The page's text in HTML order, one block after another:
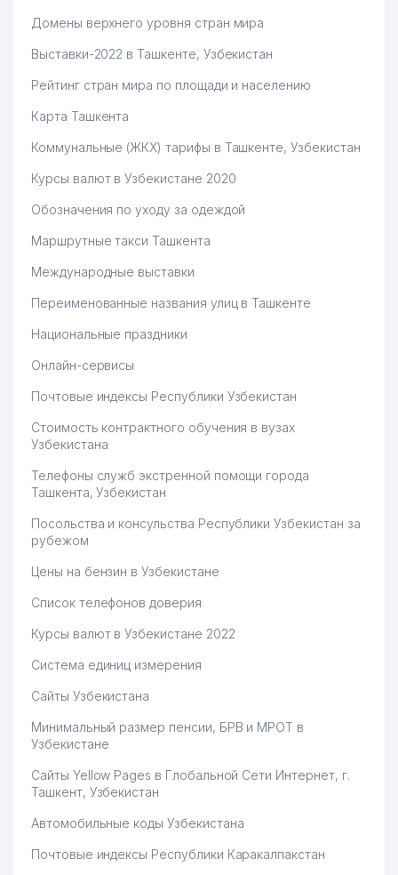
Домены верхнего уровня стран мира
Выставки-2022 в Ташкенте, Узбекистан
Рейтинг стран мира по площади и населению
Карта Ташкента
Коммунальные (ЖКХ) тарифы в Ташкенте, Узбекистан
Курсы валют в Узбекистане 2020
Обозначения по уходу за одеждой
Маршрутные такси Ташкента
Международные выставки
Переименованные названия улиц в Ташкенте
Национальные праздники
Онлайн-сервисы
Почтовые индексы Республики Узбекистан
Стоимость контрактного обучения в вузах
Узбекистана
Телефоны служб экстренной помощи города
Ташкента, Узбекистан
Посольства и консульства Республики Узбекистан за
рубежом
Цены на бензин в Узбекистане
Список телефонов доверия
Курсы валют в Узбекистане 2022
Система единиц измерения
Сайты Узбекистана
Минимальный размер пенсии, БРВ и МРОТ в
Узбекистане
Сайты Yellow Pages в Глобальной Сети Интернет, г.
Ташкент, Узбекистан
Автомобильные коды Узбекистана
Почтовые индексы Республики Каракалпакстан